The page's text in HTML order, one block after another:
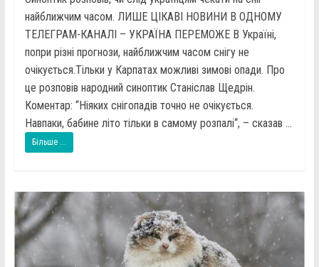
найближчим часом. ЛИШЕ ЦІКАВІ НОВИНИ В ОДНОМУ
ТЕЛЕГРАМ-КАНАЛІ – УКРАЇНА ПЕРЕМОЖЕ В Україні,
попри різні прогнози, найближчим часом снігу не
очікується.Тільки у Карпатах можливі зимові опади. Про
це розповів народний синоптик Станіслав Щедрін.
Коментар: “Ніяких снігопадів точно не очікується.
Навпаки, бабине літо тільки в самому розпалі“, – сказав ...
Більше ...